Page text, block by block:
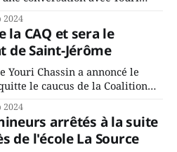
de sa décision. Y songeait-il
candidat indépendant dans 2
par exemple les
Que lui
2024
la CAQ et sera le
de Saint-Jérôme
Youri Chassin a annoncé le
le caucus de la Coalition
Legault parce qu'il est déçu du
de son incapacité, qu'il
2024
arrêtés à la suite
de l'école La Source